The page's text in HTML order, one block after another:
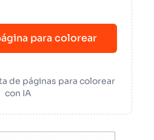
para colorear
de páginas para colorear
con IA